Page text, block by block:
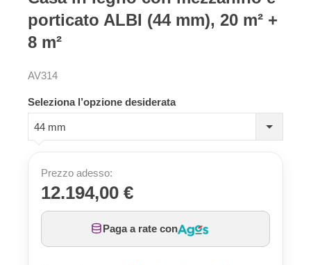
porticato ALBI (44 mm), 20 m² +
8 m²
AV314
Seleziona l’opzione desiderata
44 mm
Prezzo adesso:
12.194,00 €
Paga a rate con